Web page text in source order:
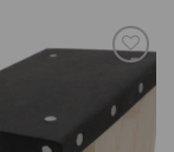
Wunschliste